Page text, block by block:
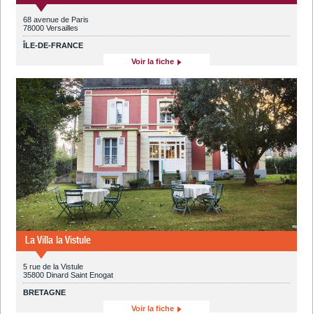
68 avenue de Paris
78000 Versailles
ÎLE-DE-FRANCE
Voir la fiche
La Villa la Vistule
5 rue de la Vistule
35800 Dinard Saint Enogat
BRETAGNE
Voir la fiche